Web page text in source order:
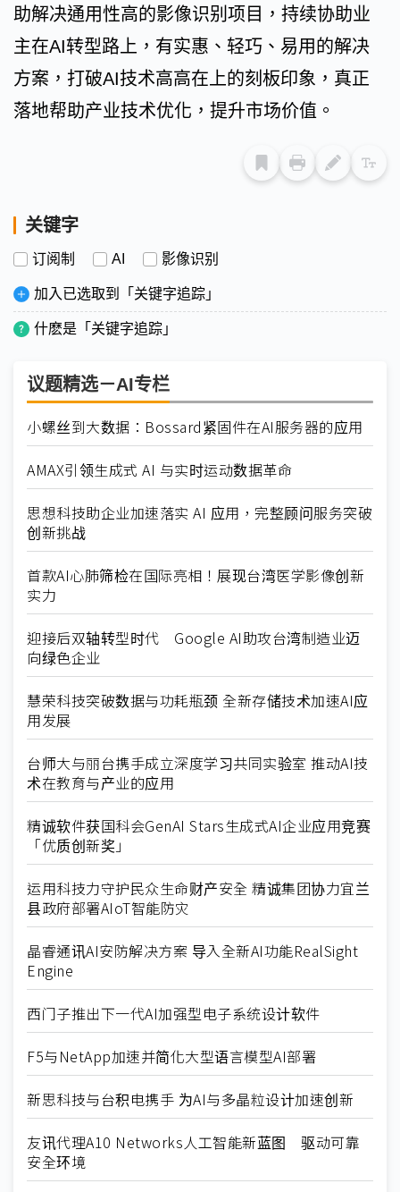
助解决通用性高的影像识别项目，持续协助业
主在AI转型路上，有实惠、轻巧、易用的解决
方案，打破AI技术高高在上的刻板印象，真正
落地帮助产业技术优化，提升市场价值。
关键字
订阅制 AI 影像识别
加入已选取到「关键字追踪」
什麽是「关键字追踪」
议题精选－AI专栏
小螺丝到大数据：Bossard紧固件在AI服务器的应用
AMAX引领生成式 AI 与实时运动数据革命
思想科技助企业加速落实 AI 应用，完整顾问服务突破
创新挑战
首款AI心肺筛检在国际亮相！展现台湾医学影像创新
实力
迎接后双轴转型时代 Google AI助攻台湾制造业迈
向绿色企业
慧荣科技突破数据与功耗瓶颈 全新存储技术加速AI应
用发展
台师大与丽台携手成立深度学习共同实验室 推动AI技
术在教育与产业的应用
精诚软件获国科会GenAI Stars生成式AI企业应用竞赛
「优质创新奖」
运用科技力守护民众生命财产安全 精诚集团协力宜兰
县政府部署AIoT智能防灾
晶睿通讯AI安防解决方案 导入全新AI功能RealSight
Engine
西门子推出下一代AI加强型电子系统设计软件
F5与NetApp加速并简化大型语言模型AI部署
新思科技与台积电携手 为AI与多晶粒设计加速创新
友讯代理A10 Networks人工智能新蓝图 驱动可靠
安全环境